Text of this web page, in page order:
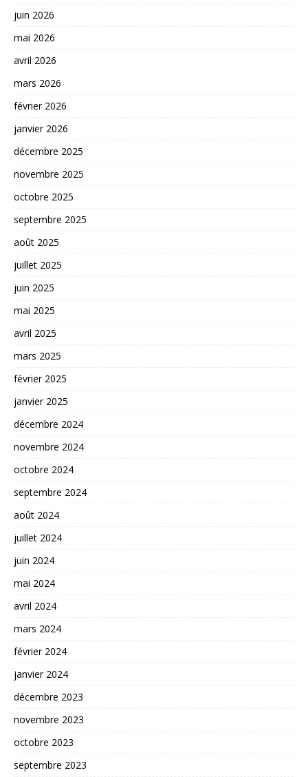
juin 2026
mai 2026
avril 2026
mars 2026
février 2026
janvier 2026
décembre 2025
novembre 2025
octobre 2025
septembre 2025
août 2025
juillet 2025
juin 2025
mai 2025
avril 2025
mars 2025
février 2025
janvier 2025
décembre 2024
novembre 2024
octobre 2024
septembre 2024
août 2024
juillet 2024
juin 2024
mai 2024
avril 2024
mars 2024
février 2024
janvier 2024
décembre 2023
novembre 2023
octobre 2023
septembre 2023